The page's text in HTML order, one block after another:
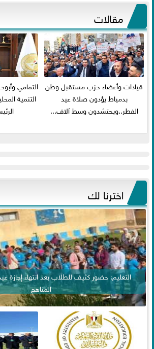
مقالات
قيادات وأعضاء حزب مستقبل وطن
بدمياط يؤدون صلاة عيد
الفطر..ويحتشدون وسط آلاف...
التمامي
التنمية
اخترنا لك
التعليم: حضور كثيف للطلاب بعد انتهاء إجازة
المناهج